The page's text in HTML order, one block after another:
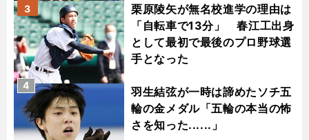
栗原陵矢が無名校進学の理由は
「自転車で13分」 春江工出身
として最初で最後のプロ野球選
手となった
3
羽生結弦が一時は諦めたソチ五
輪の金メダル「五輪の本当の怖
さを知った......」
4